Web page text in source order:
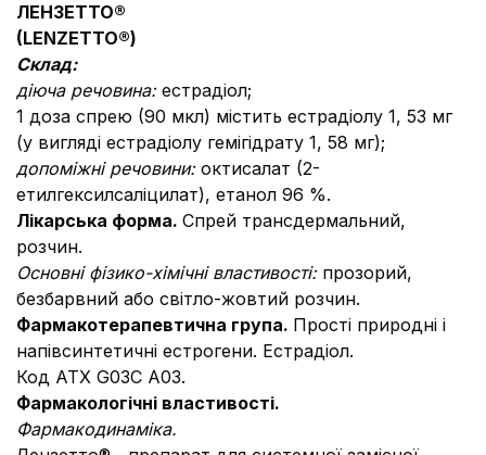
ЛЕНЗЕТТО®
(LENZETTO®)
Склад:
діюча речовина: естрадіол;
1 доза спрею (90 мкл) містить естрадіолу 1, 53 мг
(у вигляді естрадіолу гемігідрату 1, 58 мг);
допоміжні речовини: октисалат (2-
етилгексилсаліцилат), етанол 96 %.
Лікарська форма. Спрей трансдермальний,
розчин.
Основні фізико-хімічні властивості: прозорий,
безбарвний або світло-жовтий розчин.
Фармакотерапевтична група. Прості природні і
напівсинтетичні естрогени. Естрадіол.
Код АТХ G03С A03.
Фармакологічні властивості.
Фармакодинаміка.